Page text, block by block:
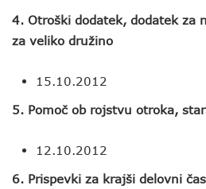
4. Otroški dodatek, dodatek za
za veliko družino
15.10.2012
5. Pomoč ob rojstvu otroka,
12.10.2012
6. Prispevki za krajši delovni